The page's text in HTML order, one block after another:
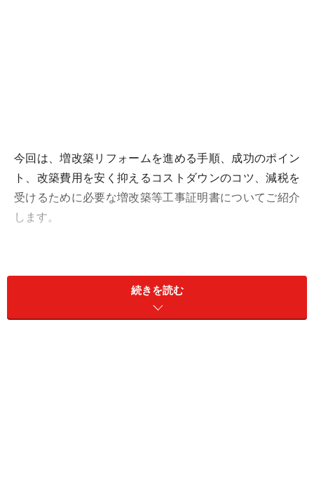
今回は、増改築リフォームを進める手順、成功のポイン
ト、改築費用を安く抑えるコストダウンのコツ、減税を
受けるために必要な増改築等工事証明書についてご紹介
します。
増改築リフォームは様々な法令の制限を受けること
続きを読む